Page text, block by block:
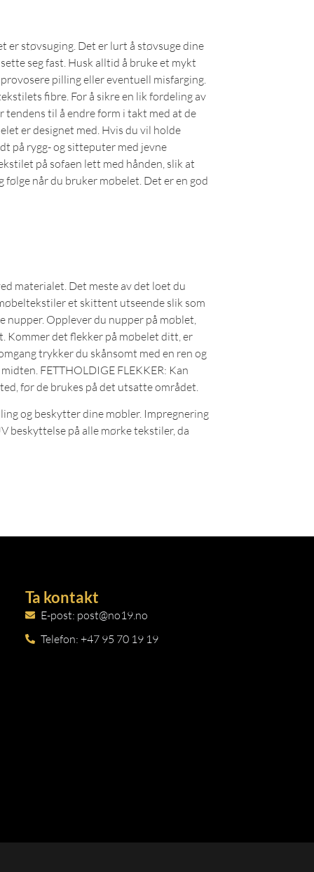
er støvsuging. Det er lurt å støvsuge dine
seg fast. Husk alltid å bruke et mykt
pilling eller eventuell misfarging.
fibre. For å sikre en lik fordeling av
til å endre form i takt med at de
er designet med. Hvis du vil holde
på rygg- og sitteputer med jevne
på sofaen lett med hånden, slik at
når du bruker møbelet. Det er en god
materialet. Det meste av det loet du
et skittent utseende slik som
nupper. Opplever du nupper på møblet,
Kommer det flekker på møbelet ditt, er
trykker du skånsomt med en ren og
FETTHOLDIGE FLEKKER: Kan
før de brukes på det utsatte området.
og beskytter dine møbler. Impregnering
beskyttelse på alle mørke tekstiler, da
Ta kontakt
E-post: post@no19.no
Telefon: +47 95 70 19 19